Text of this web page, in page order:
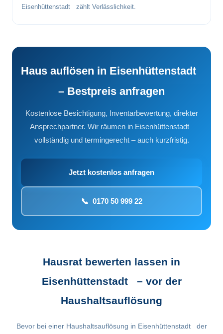
Eisenhüttenstadt zählt Verlässlichkeit.
Haus auflösen in Eisenhüttenstadt
– Bestpreis anfragen
Kostenlose Besichtigung, Inventarbewertung, direkter
Ansprechpartner. Wir räumen in Eisenhüttenstadt
vollständig und termingerecht – auch kurzfristig.
Jetzt kostenlos anfragen
📞 0170 50 999 22
Hausrat bewerten lassen in
Eisenhüttenstadt – vor der
Haushaltsauflösung
Bevor bei einer Haushaltsauflösung in Eisenhüttenstadt der